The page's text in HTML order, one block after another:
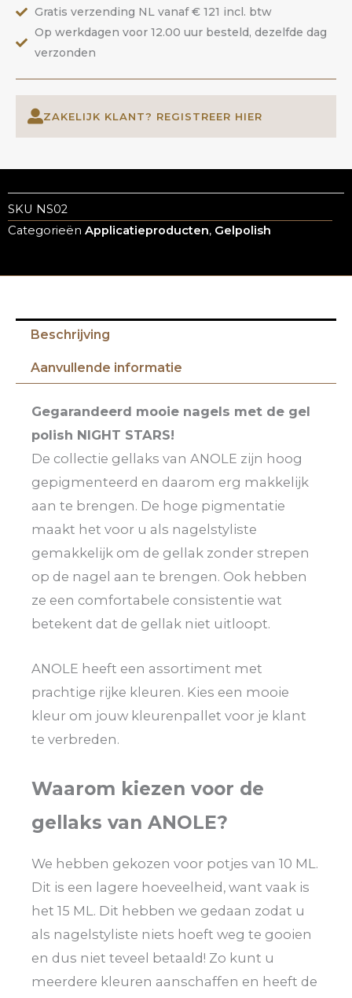
Gratis verzending NL vanaf € 121 incl. btw
Op werkdagen voor 12.00 uur besteld, dezelfde dag
verzonden
ZAKELIJK KLANT? REGISTREER HIER
SKU NS02
Categorieën Applicatieproducten, Gelpolish
Beschrijving
Aanvullende informatie
Gegarandeerd mooie nagels met de gel
polish NIGHT STARS!
De collectie gellaks van ANOLE zijn hoog
gepigmenteerd en daarom erg makkelijk
aan te brengen. De hoge pigmentatie
maakt het voor u als nagelstyliste
gemakkelijk om de gellak zonder strepen
op de nagel aan te brengen. Ook hebben
ze een comfortabele consistentie wat
betekent dat de gellak niet uitloopt.
ANOLE heeft een assortiment met
prachtige rijke kleuren. Kies een mooie
kleur om jouw kleurenpallet voor je klant
te verbreden.
Waarom kiezen voor de
gellaks van ANOLE?
We hebben gekozen voor potjes van 10 ML.
Dit is een lagere hoeveelheid, want vaak is
het 15 ML. Dit hebben we gedaan zodat u
als nagelstyliste niets hoeft weg te gooien
en dus niet teveel betaald! Zo kunt u
meerdere kleuren aanschaffen en heeft de